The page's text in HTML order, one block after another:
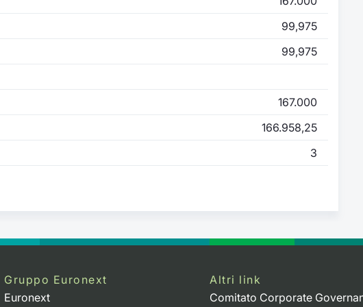
99,975
99,975
167.000
166.958,25
3
Gruppo Euronext
Euronext
Altri link
Comitato Corporate